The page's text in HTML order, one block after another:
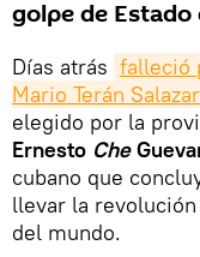
golpe de Estado
Días atrás falleció
Mario Terán Salazar
elegido por la
Ernesto Che
cubano que
llevar la
del mundo.